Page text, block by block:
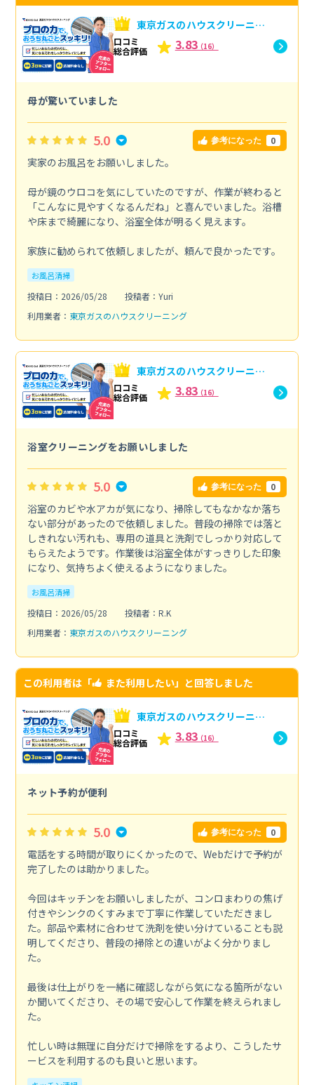
東京ガスのハウスクリーニン
グへの口コミ
口コミ
総合評価
3.83（16）
母が驚いていました
5.0 参考になった 0
実家のお風呂をお願いしました。
母が鏡のウロコを気にしていたのですが、作業が終わると
「こんなに見やすくなるんだね」と喜んでいました。浴槽
や床まで綺麗になり、浴室全体が明るく見えます。
家族に勧められて依頼しましたが、頼んで良かったです。
お風呂清掃
投稿日：2026/05/28
投稿者：Yuri
利用業者： 東京ガスのハウスクリーニング
東京ガスのハウスクリーニン
グへの口コミ
口コミ
総合評価
3.83（16）
浴室クリーニングをお願いしました
5.0 参考になった 0
浴室のカビや水アカが気になり、掃除してもなかなか落ち
ない部分があったので依頼しました。普段の掃除では落と
しきれない汚れも、専用の道具と洗剤でしっかり対応して
もらえたようです。作業後は浴室全体がすっきりした印象
になり、気持ちよく使えるようになりました。
お風呂清掃
投稿日：2026/05/28
投稿者：R.K
利用業者： 東京ガスのハウスクリーニング
この利用者は「 また利用したい」と回答しました
東京ガスのハウスクリーニン
グへの口コミ
口コミ
総合評価
3.83（16）
ネット予約が便利
5.0 参考になった 0
電話をする時間が取りにくかったので、Webだけで予約が
完了したのは助かりました。
今回はキッチンをお願いしましたが、コンロまわりの焦げ
付きやシンクのくすみまで丁寧に作業していただきまし
た。部品や素材に合わせて洗剤を使い分けていることも説
明してくださり、普段の掃除との違いがよく分かりまし
た。
最後は仕上がりを一緒に確認しながら気になる箇所がない
か聞いてくださり、その場で安心して作業を終えられまし
た。
忙しい時は無理に自分だけで掃除をするより、こうしたサ
ービスを利用するのも良いと思います。